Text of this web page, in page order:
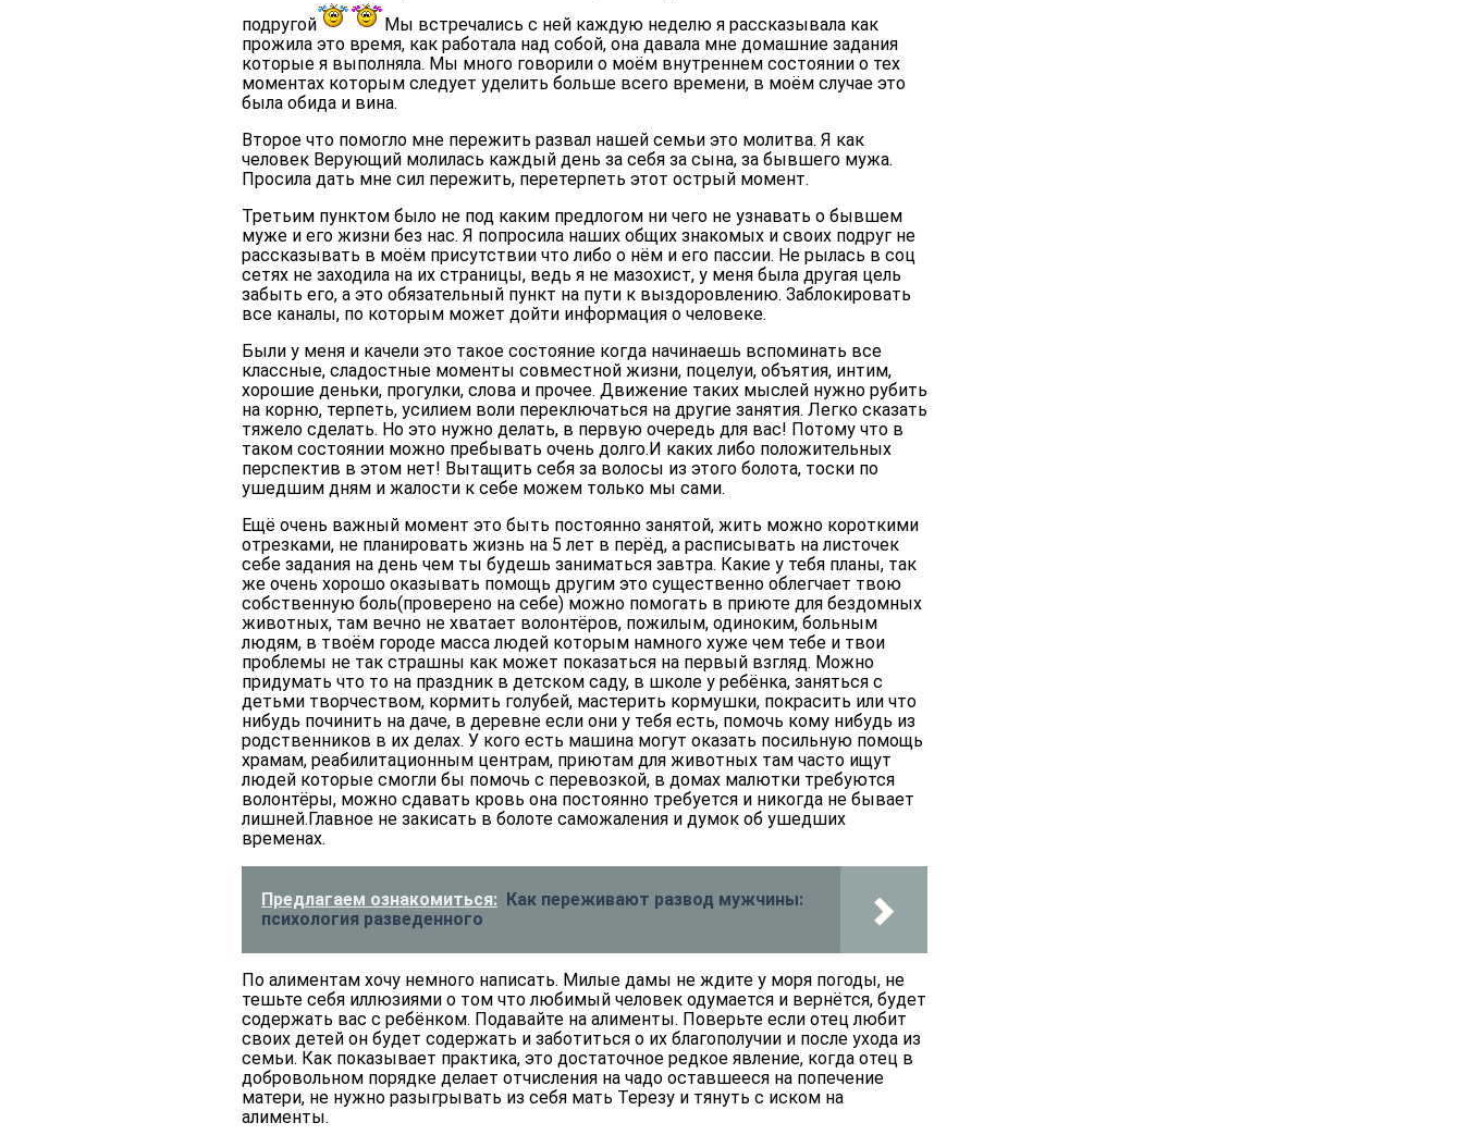
подругой
Мы встречались с ней каждую неделю я рассказывала как
прожила это время, как работала над собой, она давала мне домашние задания
которые я выполняла. Мы много говорили о моём внутреннем состоянии о тех
моментах которым следует уделить больше всего времени, в моём случае это
была обида и вина.
Второе что помогло мне пережить развал нашей семьи это молитва. Я как
человек Верующий молилась каждый день за себя за сына, за бывшего мужа.
Просила дать мне сил пережить, перетерпеть этот острый момент.
Третьим пунктом было не под каким предлогом ни чего не узнавать о бывшем
муже и его жизни без нас. Я попросила наших общих знакомых и своих подруг не
рассказывать в моём присутствии что либо о нём и его пассии. Не рылась в соц
сетях не заходила на их страницы, ведь я не мазохист, у меня была другая цель
забыть его, а это обязательный пункт на пути к выздоровлению. Заблокировать
все каналы, по которым может дойти информация о человеке.
Были у меня и качели это такое состояние когда начинаешь вспоминать все
классные, сладостные моменты совместной жизни, поцелуи, объятия, интим,
хорошие деньки, прогулки, слова и прочее. Движение таких мыслей нужно рубить
на корню, терпеть, усилием воли переключаться на другие занятия. Легко сказать
тяжело сделать. Но это нужно делать, в первую очередь для вас! Потому что в
таком состоянии можно пребывать очень долго.И каких либо положительных
перспектив в этом нет! Вытащить себя за волосы из этого болота, тоски по
ушедшим дням и жалости к себе можем только мы сами.
Ещё очень важный момент это быть постоянно занятой, жить можно короткими
отрезками, не планировать жизнь на 5 лет в перёд, а расписывать на листочек
себе задания на день чем ты будешь заниматься завтра. Какие у тебя планы, так
же очень хорошо оказывать помощь другим это существенно облегчает твою
собственную боль(проверено на себе) можно помогать в приюте для бездомных
животных, там вечно не хватает волонтёров, пожилым, одиноким, больным
людям, в твоём городе масса людей которым намного хуже чем тебе и твои
проблемы не так страшны как может показаться на первый взгляд. Можно
придумать что то на праздник в детском саду, в школе у ребёнка, заняться с
детьми творчеством, кормить голубей, мастерить кормушки, покрасить или что
нибудь починить на даче, в деревне если они у тебя есть, помочь кому нибудь из
родственников в их делах. У кого есть машина могут оказать посильную помощь
храмам, реабилитационным центрам, приютам для животных там часто ищут
людей которые смогли бы помочь с перевозкой, в домах малютки требуются
волонтёры, можно сдавать кровь она постоянно требуется и никогда не бывает
лишней.Главное не закисать в болоте саможаления и думок об ушедших
временах.
Предлагаем ознакомиться:
Как переживают развод мужчины:
психология разведенного
По алиментам хочу немного написать. Милые дамы не ждите у моря погоды, не
тешьте себя иллюзиями о том что любимый человек одумается и вернётся, будет
содержать вас с ребёнком. Подавайте на алименты. Поверьте если отец любит
своих детей он будет содержать и заботиться о их благополучии и после ухода из
семьи. Как показывает практика, это достаточное редкое явление, когда отец в
добровольном порядке делает отчисления на чадо оставшееся на попечение
матери, не нужно разыгрывать из себя мать Терезу и тянуть с иском на
алименты.